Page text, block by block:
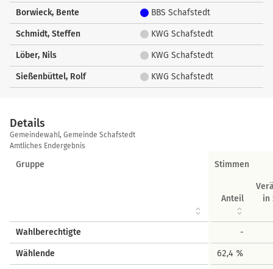
Borwieck, Bente BBS Schafstedt
Schmidt, Steffen KWG Schafstedt
Löber, Nils KWG Schafstedt
Sießenbüttel, Rolf KWG Schafstedt
Details
Details
Gemeindewahl, Gemeinde Schafstedt
Amtliches Endergebnis
Gruppe Stimmen
Anteil
in
Wahlberechtigte -
Wählende 62,4 %